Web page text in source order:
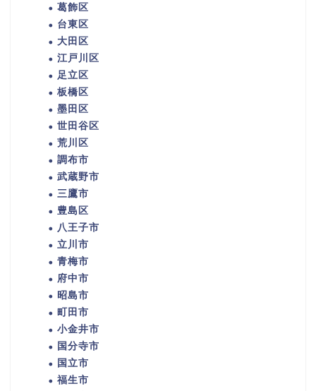
葛飾区
台東区
大田区
江戸川区
足立区
板橋区
墨田区
世田谷区
荒川区
調布市
武蔵野市
三鷹市
豊島区
八王子市
立川市
青梅市
府中市
昭島市
町田市
小金井市
国分寺市
国立市
福生市